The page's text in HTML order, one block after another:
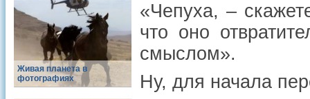
Живая планета в
фотографиях
«Чепуха, –
что оно
смыслом».
Ну, для начала